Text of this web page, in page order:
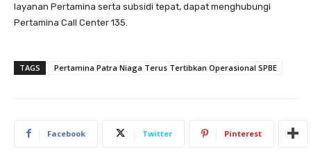
layanan Pertamina serta subsidi tepat, dapat menghubungi
Pertamina Call Center 135.
TAGS Pertamina Patra Niaga Terus Tertibkan Operasional SPBE
Facebook Twitter Pinterest